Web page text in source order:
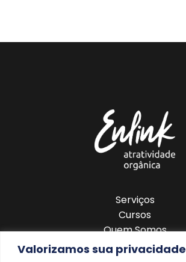
Valorizamos sua privacidade
Serviços
Cursos
Quem Somos
Blog